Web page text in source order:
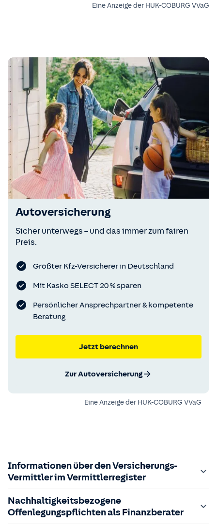
Eine Anzeige der HUK-COBURG VVaG
Autoversicherung
Sicher unterwegs – und das immer zum fairen
Preis.
Größter Kfz-Versicherer in Deutschland
Mit Kasko SELECT 20 % sparen
Persönlicher Ansprechpartner & kompetente
Beratung
Jetzt berechnen
Zur Autoversicherung
Eine Anzeige der HUK-COBURG VVaG
Informationen über den Versicherungs-
Vermittler im Vermittlerregister
Zuständige Aufsichtsbehörde:
Der Vermittler ist gebundener Versicherungsvermittler
gem. §34d GewO, bei der zuständigen IHK gemeldet und
Nachhaltigkeitsbezogene
Offenlegungspflichten als Finanzberater